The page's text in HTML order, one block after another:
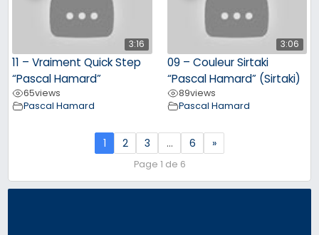
3:16
11 – Vraiment Quick Step
“Pascal Hamard”
65views
Pascal Hamard
3:06
09 – Couleur Sirtaki
“Pascal Hamard” (Sirtaki)
89views
Pascal Hamard
1 2 3 … 6 »
Page 1 de 6